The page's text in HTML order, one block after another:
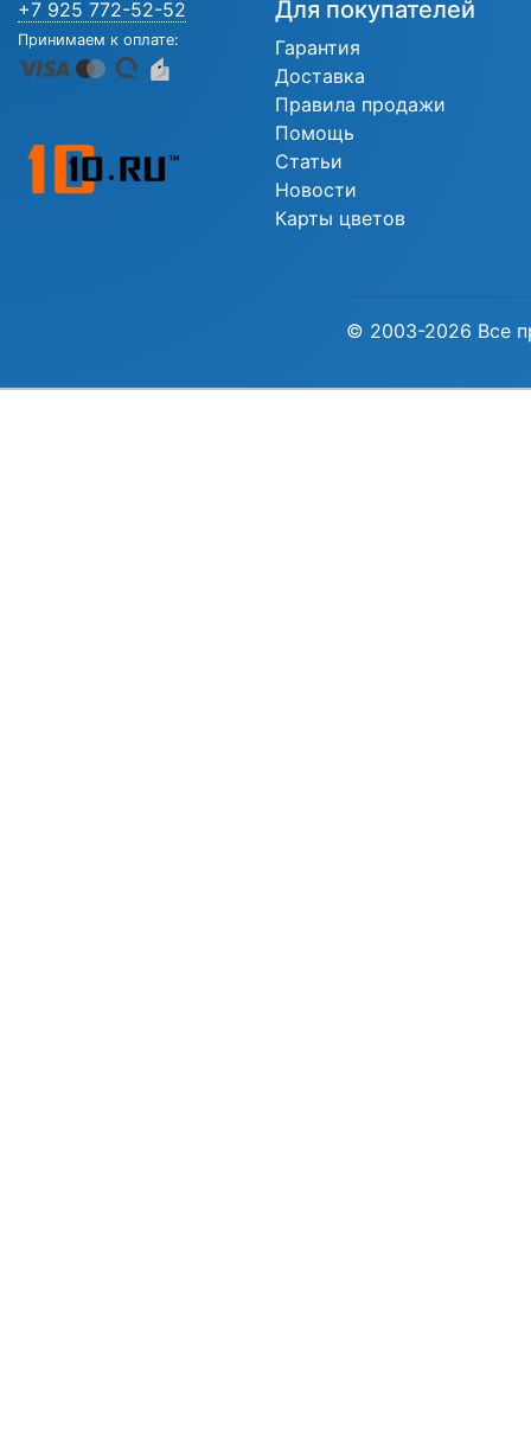
+7 925 772-52-52
Принимаем к оплате:
Для покупателей
Гарантия
Доставка
Правила продажи
Помощь
Статьи
Новости
Карты цветов
© 2003-2026 Все